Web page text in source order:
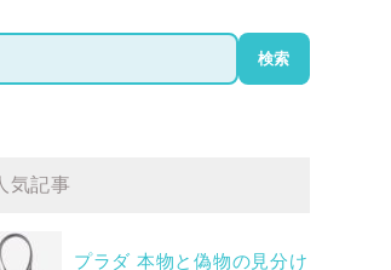
検索
気記事
プラダ 本物と偽物の見分け